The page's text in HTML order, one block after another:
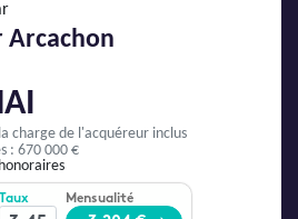
Arcachon
charge de l'acquéreur inclus
: 670 000 €